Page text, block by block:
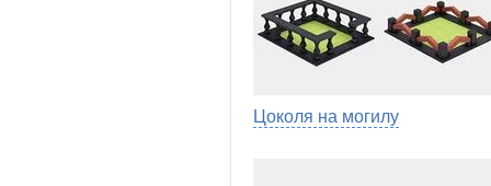
Цоколя на могилу